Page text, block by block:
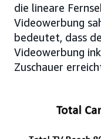
die lineare
Videowerbung
bedeutet, dass
Videowerbung
Zuschauer